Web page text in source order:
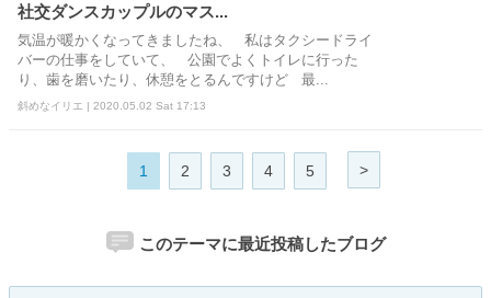
社交ダンスカップルのマス...
気温が暖かくなってきましたね、 私はタクシードライ
バーの仕事をしていて、 公園でよくトイレに行った
り、歯を磨いたり、休憩をとるんですけど 最...
斜めなイリエ | 2020.05.02 Sat 17:13
1 2 3 4 5 >
このテーマに最近投稿したブログ